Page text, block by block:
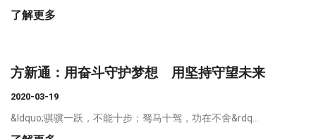
了解更多
​方新通：用奋斗守护梦想 用坚持守望未来
2020-03-19
&ldquo;骐骥一跃，不能十步；驽马十驾，功在不舍&rdq...